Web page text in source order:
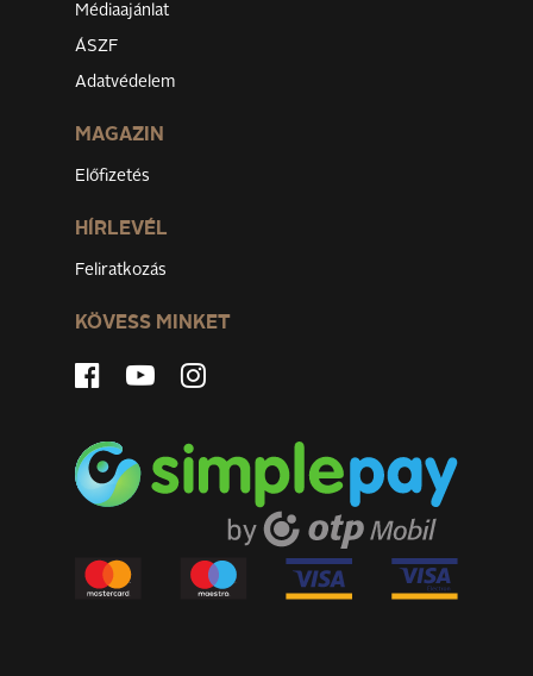
Médiaajánlat
ÁSZF
Adatvédelem
MAGAZIN
Előfizetés
HÍRLEVÉL
Feliratkozás
KÖVESS MINKET